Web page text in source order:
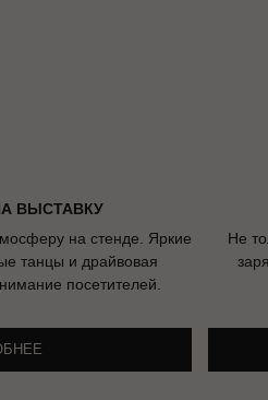
ВЫСТАВКУ
на стенде. Яркие
танцы и драйвовая
посетителей.
Не